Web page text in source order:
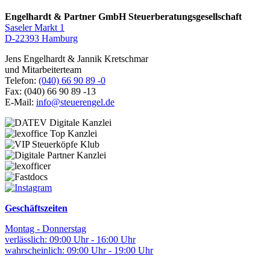
Engelhardt & Partner GmbH Steuerberatungsgesellschaft
Saseler Markt 1
D-22393 Hamburg
Jens Engelhardt & Jannik Kretschmar
und Mitarbeiterteam
Telefon: (040) 66 90 89 -0
Fax: (040) 66 90 89 -13
E-Mail: info@steuerengel.de
Geschäftszeiten
Montag - Donnerstag
verlässlich: 09:00 Uhr - 16:00 Uhr
wahrscheinlich: 09:00 Uhr - 19:00 Uhr